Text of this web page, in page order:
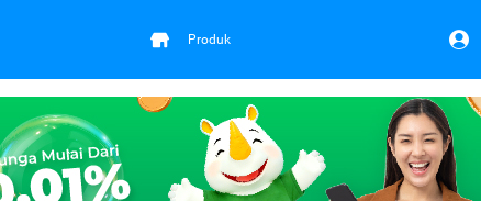
Produk